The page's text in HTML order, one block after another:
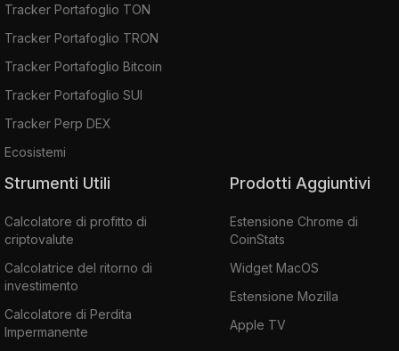
Tracker Portafoglio TON
Tracker Portafoglio TRON
Tracker Portafoglio Bitcoin
Tracker Portafoglio SUI
Tracker Perp DEX
Ecosistemi
Strumenti Utili
Calcolatore di profitto di
criptovalute
Calcolatrice del ritorno di
investimento
Calcolatore di Perdita
Impermanente
Prodotti Aggiuntivi
Estensione Chrome di
CoinStats
Widget MacOS
Estensione Mozilla
Apple TV